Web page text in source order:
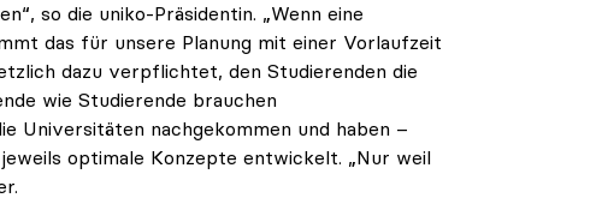
so die uniko-Präsidentin. „Wenn eine
das für unsere Planung mit einer Vorlaufzeit
dazu verpflichtet, den Studierenden die
wie Studierende brauchen
Universitäten nachgekommen und haben –
optimale Konzepte entwickelt. „Nur weil